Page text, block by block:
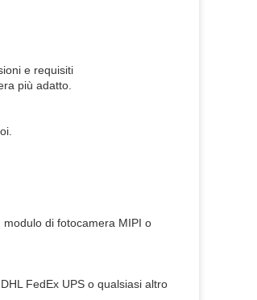
e requisiti
più adatto.
di fotocamera MIPI o
FedEx UPS o qualsiasi altro